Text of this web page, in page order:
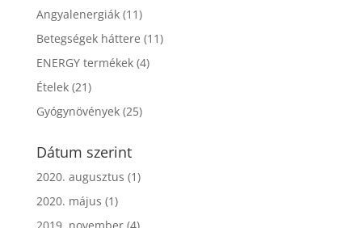
Angyalenergiák(11)
Betegségek háttere (11)
ENERGY termékek(4)
Ételek(21)
Gyógynövények(25)
Dátum szerint
2020. augusztus (1)
2020. május (1)